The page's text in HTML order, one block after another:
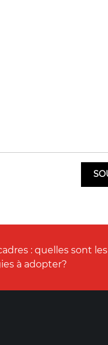
: quelles sont les
à adopter?